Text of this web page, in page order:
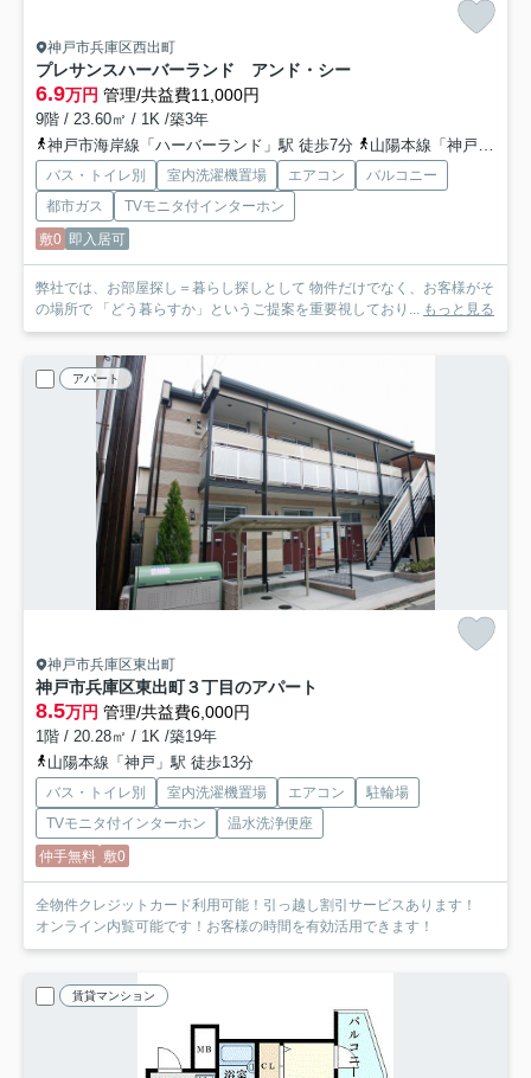
神戸市兵庫区西出町
プレサンスハーバーランド アンド・シー
6.9万円 管理/共益費11,000円
9階 / 23.60㎡ / 1K /築3年
神戸市海岸線「ハーバーランド」駅 徒歩7分
山陽本線「神戸」駅 徒歩10分
バス・トイレ別 室内洗濯機置場 エアコン
バルコニー
都市ガス
TVモニタ付インターホン
敷0 即入居可
弊社では、お部屋探し＝暮らし探しとして 物件だけでなく、お客様がそ
の場所で 「どう暮らすか」というご提案を重要視しており... もっと見る
アパート
神戸市兵庫区東出町
神戸市兵庫区東出町３丁目のアパート
8.5万円 管理/共益費6,000円
1階 / 20.28㎡ / 1K /築19年
山陽本線「神戸」駅 徒歩13分
バス・トイレ別 室内洗濯機置場 エアコン
駐輪場
TVモニタ付インターホン
温水洗浄便座
仲手無料 敷0
全物件クレジットカード利用可能！引っ越し割引サービスあります！
オンライン内覧可能です！お客様の時間を有効活用できます！
賃貸マンション